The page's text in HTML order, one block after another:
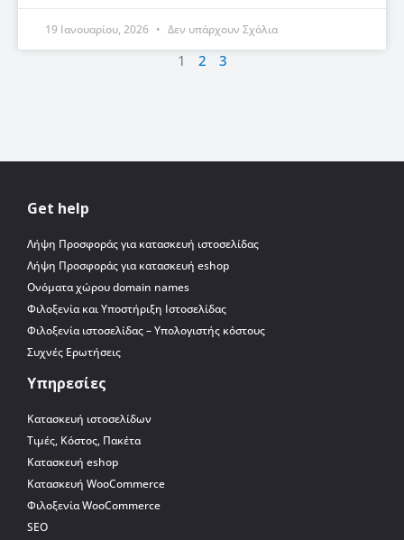
19 Ιανουαρίου, 2026 Δεν υπάρχουν Σχόλια
1 2 3
Get help
Λήψη Προσφοράς για κατασκευή ιστοσελίδας
Λήψη Προσφοράς για κατασκευή eshop
Ονόματα χώρου domain names
Φιλοξενία και Υποστήριξη Ιστοσελίδας
Φιλοξενία ιστοσελίδας – Υπολογιστής κόστους
Συχνές Ερωτήσεις
Υπηρεσίες
Κατασκευή ιστοσελίδων
Τιμές, Κόστος, Πακέτα
Κατασκευή eshop
Κατασκευή WooCommerce
Φιλοξενία WooCommerce
SEO